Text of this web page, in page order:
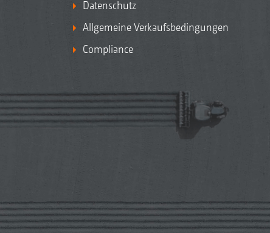
Datenschutz
Allgemeine Verkaufsbedingungen
Compliance